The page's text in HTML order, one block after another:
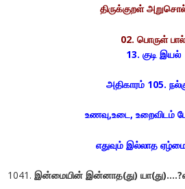
திருக்குறள்
02. பொருள்
13. குடி இயல்
அதிகாரம் 105.
உணவு,உடை, உறைவிடம்
எதுவும் இல்லாத
இன்மையின் இன்னாத(து)